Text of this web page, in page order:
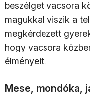
beszélget vacsora
magukkal viszik a
megkérdezett
hogy vacsora
élményeit.
Mese, mondóka,